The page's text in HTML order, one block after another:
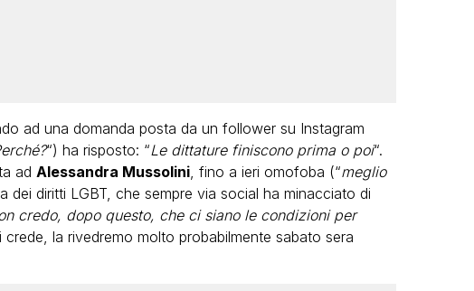
ad una domanda posta da un follower su Instagram
“) ha risposto: “Le dittature finiscono prima o poi“.
ad Alessandra Mussolini, fino a ieri omofoba (“meglio
dei diritti LGBT, che sempre via social ha minacciato di
credo, dopo questo, che ci siano le condizioni per
crede, la rivedremo molto probabilmente sabato sera